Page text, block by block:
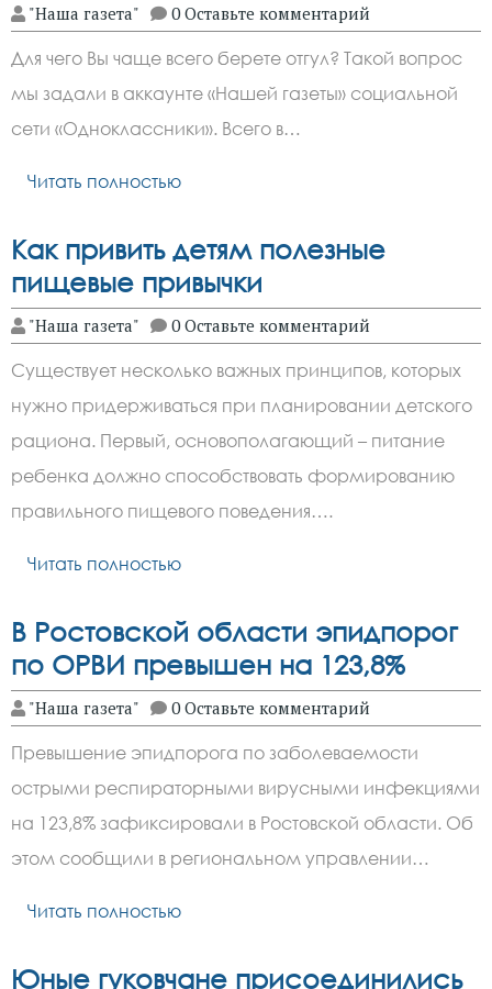
"Наша газета" 0 Оставьте комментарий
Для чего Вы чаще всего берете отгул? Такой вопрос
мы задали в аккаунте «Нашей газеты» социальной
сети «Одноклассники». Всего в…
Читать полностью
Как привить детям полезные
пищевые привычки
"Наша газета" 0 Оставьте комментарий
Существует несколько важных принципов, которых
нужно придерживаться при планировании детского
рациона. Первый, основополагающий – питание
ребенка должно способствовать формированию
правильного пищевого поведения….
Читать полностью
В Ростовской области эпидпорог
по ОРВИ превышен на 123,8%
"Наша газета" 0 Оставьте комментарий
Превышение эпидпорога по заболеваемости
острыми респираторными вирусными инфекциями
на 123,8% зафиксировали в Ростовской области. Об
этом сообщили в региональном управлении…
Читать полностью
Юные гуковчане присоединились